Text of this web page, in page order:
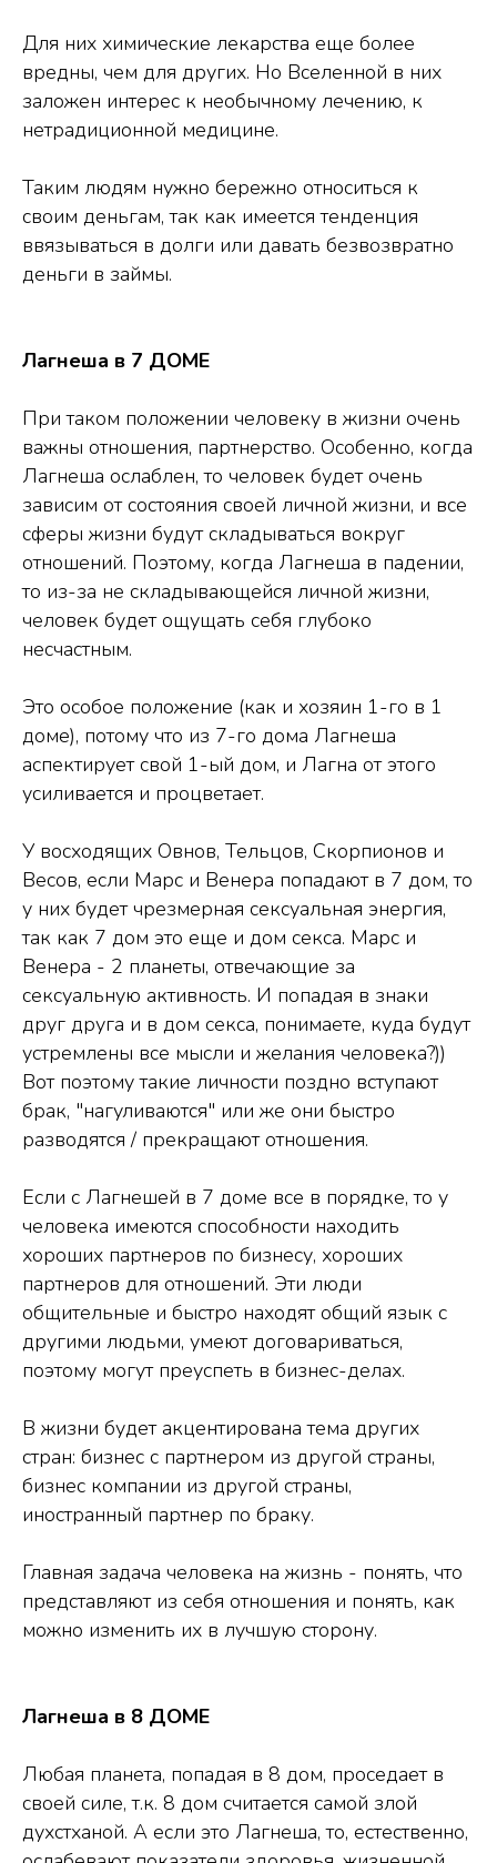
Для них химические лекарства еще более
вредны, чем для других. Но Вселенной в них
заложен интерес к необычному лечению, к
нетрадиционной медицине.
Таким людям нужно бережно относиться к
своим деньгам, так как имеется тенденция
ввязываться в долги или давать безвозвратно
деньги в займы.
Лагнеша в 7 ДОМЕ
При таком положении человеку в жизни очень
важны отношения, партнерство. Особенно, когда
Лагнеша ослаблен, то человек будет очень
зависим от состояния своей личной жизни, и все
сферы жизни будут складываться вокруг
отношений. Поэтому, когда Лагнеша в падении,
то из-за не складывающейся личной жизни,
человек будет ощущать себя глубоко
несчастным.
Это особое положение (как и хозяин 1-го в 1
доме), потому что из 7-го дома Лагнеша
аспектирует свой 1-ый дом, и Лагна от этого
усиливается и процветает.
У восходящих Овнов, Тельцов, Скорпионов и
Весов, если Марс и Венера попадают в 7 дом, то
у них будет чрезмерная сексуальная энергия,
так как 7 дом это еще и дом секса. Марс и
Венера - 2 планеты, отвечающие за
сексуальную активность. И попадая в знаки
друг друга и в дом секса, понимаете, куда будут
устремлены все мысли и желания человека?))
Вот поэтому такие личности поздно вступают
брак, "нагуливаются" или же они быстро
разводятся / прекращают отношения.
Если с Лагнешей в 7 доме все в порядке, то у
человека имеются способности находить
хороших партнеров по бизнесу, хороших
партнеров для отношений. Эти люди
общительные и быстро находят общий язык с
другими людьми, умеют договариваться,
поэтому могут преуспеть в бизнес-делах.
В жизни будет акцентирована тема других
стран: бизнес с партнером из другой страны,
бизнес компании из другой страны,
иностранный партнер по браку.
Главная задача человека на жизнь - понять, что
представляют из себя отношения и понять, как
можно изменить их в лучшую сторону.
Лагнеша в 8 ДОМЕ
Любая планета, попадая в 8 дом, проседает в
своей силе, т.к. 8 дом считается самой злой
духстханой. А если это Лагнеша, то, естественно,